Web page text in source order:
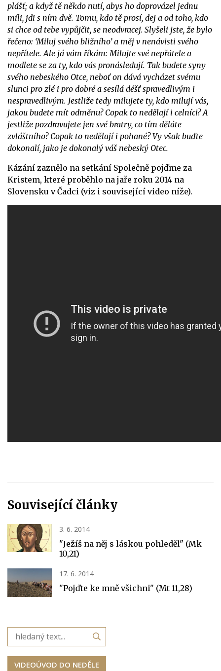
plášť; a když tě někdo nutí, abys ho doprovázel jednu
míli, jdi s ním dvě. Tomu, kdo tě prosí, dej a od toho, kdo
si chce od tebe vypůjčit, se neodvracej. Slyšeli jste, že bylo
řečeno: ‘Miluj svého bližního’ a měj v nenávisti svého
nepřítele. Ale já vám říkám: Milujte své nepřátele a
modlete se za ty, kdo vás pronásledují. Tak budete syny
svého nebeského Otce, neboť on dává vycházet svému
slunci pro zlé i pro dobré a sesílá déšť spravedlivým i
nespravedlivým. Jestliže tedy milujete ty, kdo milují vás,
jakou budete mít odměnu? Copak to nedělají i celníci? A
jestliže pozdravujete jen své bratry, co tím děláte
zvláštního? Copak to nedělají i pohané? Vy však buďte
dokonalí, jako je dokonalý váš nebeský Otec.
Kázání zaznělo na setkání Společně pojďme za
Kristem, které proběhlo na jaře roku 2014 na
Slovensku v Čadci (viz i související video níže).
Související články
3. 6. 2014
"Ježíš na něj s láskou pohleděl" (Mk
10,21)
17. 6. 2014
"Pojďte ke mně všichni" (Mt 11,28)
VIDEOÚVOD DO NEDĚLE